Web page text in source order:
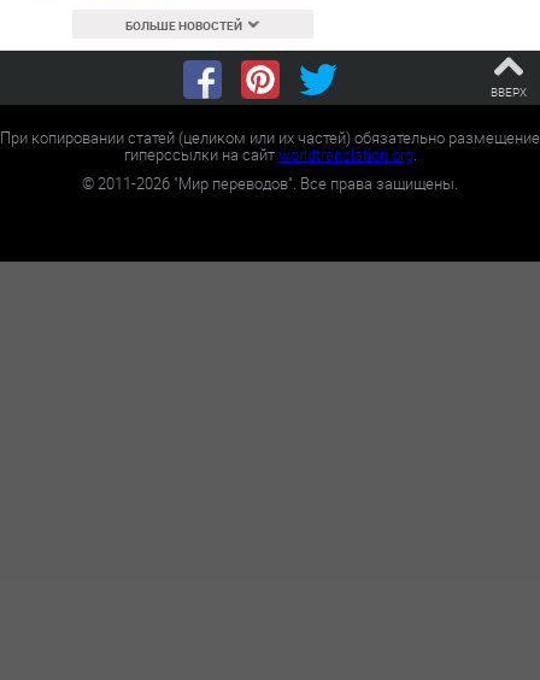
БОЛЬШЕ НОВОСТЕЙ
ВВЕРХ
При копировании статей (целиком или их частей) обязательно размещение
гиперссылки на сайтworldtranslation.org.
©2011-2026 "Мир переводов". Все права защищены.